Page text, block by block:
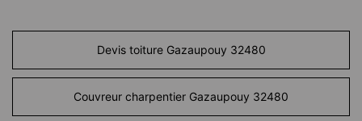
Devis toiture Gazaupouy 32480
Couvreur charpentier Gazaupouy 32480